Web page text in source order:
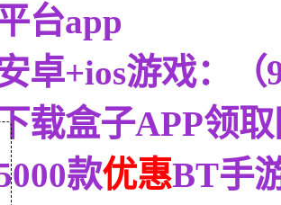
台app
卓+ios游戏：
载盒子APP领
款优惠BT手